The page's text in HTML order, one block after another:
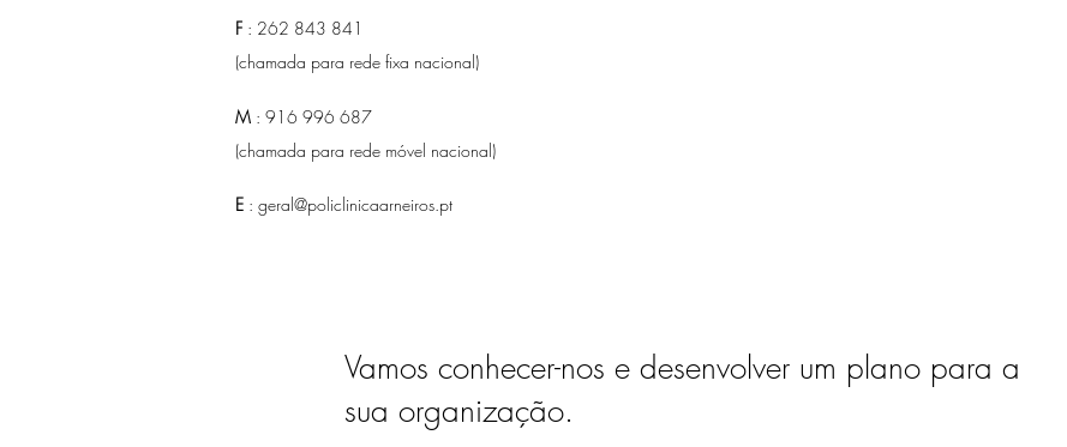
F : 262 843 841
(chamada para rede fixa nacional)
M :916 996 687
(chamada para rede móvel nacional)
E :geral@policlinicaarneiros.pt
Vamos conhecer-nos e desenvolver um plano para a
sua organização.